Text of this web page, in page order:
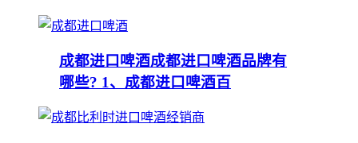
成都进口啤酒成都进口啤酒品牌有
哪些? 1、成都进口啤酒百